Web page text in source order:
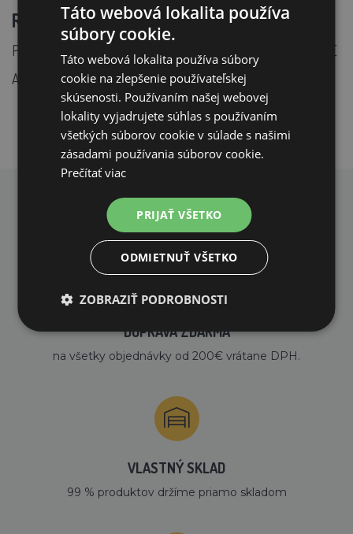
Rozšírená verzia:
PRACOVNÉ FUNKCIE SO SOLÁRNYM PANELOM 12V BATÉRIE
A SIEŤOVÁ ELEKTRINA
PREČO NAKUPOVAŤ U NÁS?
DOPRAVA ZDARMA
na všetky objednávky od 200€ vrátane DPH.
VLASTNÝ SKLAD
99 % produktov držíme priamo skladom
Táto webová lokalita používa
súbory cookie.
Táto webová lokalita používa súbory
cookie na zlepšenie používateľskej
skúsenosti. Používaním našej webovej
lokality vyjadrujete súhlas s používaním
všetkých súborov cookie v súlade s našimi
zásadami používania súborov cookie.
Prečítať viac
PRIJAŤ VŠETKO
ODMIETNUŤ VŠETKO
ZOBRAZIŤ PODROBNOSTI